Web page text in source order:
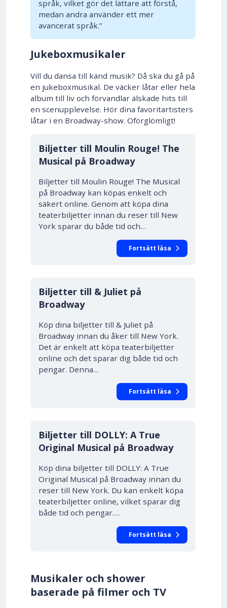
språk, vilket gör det lättare att förstå,
medan andra använder ett mer
avancerat språk.”
Jukeboxmusikaler
Vill du dansa till känd musik? Då ska du gå på
en jukeboxmusikal. De väcker låtar eller hela
album till liv och förvandlar älskade hits till
en scenupplevelse. Hör dina favoritartisters
låtar i en Broadway-show. Oförglömligt!
10% RABATT
Biljetter till Moulin Rouge! The
Musical på Broadway
Biljetter till Moulin Rouge! The Musical
på Broadway kan köpas enkelt och
säkert online. Genom att köpa dina
teaterbiljetter innan du reser till New
York sparar du både tid och…
Fortsätt läsa
10% RABATT
Biljetter till & Juliet på
Broadway
Köp dina biljetter till & Juliet på
Broadway innan du åker till New York.
Det är enkelt att köpa teaterbiljetter
online och det sparar dig både tid och
pengar. Denna…
Fortsätt läsa
Biljetter till DOLLY: A True
Original Musical på Broadway
Köp dina biljetter till DOLLY: A True
Original Musical på Broadway innan du
reser till New York. Du kan enkelt köpa
teaterbiljetter online, vilket sparar dig
både tid och pengar….
Fortsätt läsa
Musikaler och shower
baserade på filmer och TV